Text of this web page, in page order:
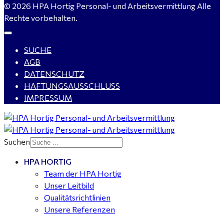
gesucht - ab 4.500,00 €
WIG-Schweißer / Vorrichter (m/w/d) Anlagen- und
Rohrleitungsbau - Tagschicht - Leuna ab 20 €
gesucht für Halle (Saale) - ab 4.000 €
Buchhalter (m/w/d) für Halle (Saale) gesucht - TZ 20-
© 2026 HPA Hortig Personal- und Arbeitsvermittlung Alle
Rechte vorbehalten.
SUCHE
AGB
DATENSCHUTZ
HAFTUNGSAUSSCHLUSS
IMPRESSUM
Suchen
HPA HORTIG
Team der HPA Hortig
Unser Leitbild
Qualitätsrichtlinien
Unsere Referenzen